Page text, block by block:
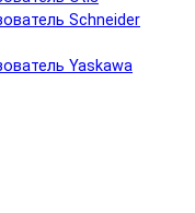
Schneider
Yaskawa